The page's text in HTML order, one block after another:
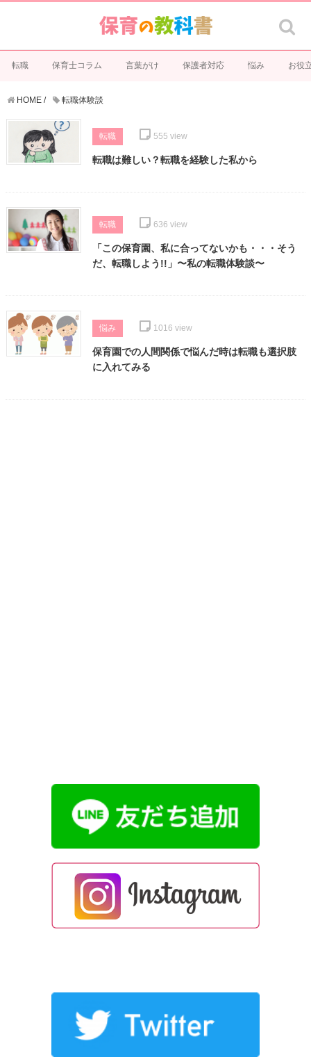
転職 保育士コラム 言葉がけ 保護者対応 悩み お役
HOME / 転職体験談
転職 555 view
転職は難しい？転職を経験した私から
転職 636 view
「この保育園、私に合ってないかも・・・そう
だ、転職しよう!!」〜私の転職体験談〜
悩み 1016 view
保育園での人間関係で悩んだ時は転職も選択肢
に入れてみる